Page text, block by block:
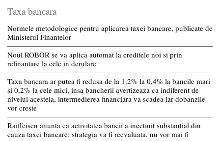
Taxa bancara
Normele metodologice pentru aplicarea taxei bancare, publicate de
Ministerul Finantelor
Noul ROBOR se va aplica automat la creditele noi si prin
refinantare la cele in derulare
Taxa bancara ar putea fi redusa de la 1,2% la 0,4% la bancile mari
si 0,2% la cele mici, insa bancherii avertizeaza ca indiferent de
nivelul acesteia, intermedierea financiara va scadea iar dobanzile
vor creste
Raiffeisen anunta ca activitatea bancii a incetinit substantial din
cauza taxei bancare; strategia va fi reevaluata, nu vor mai fi